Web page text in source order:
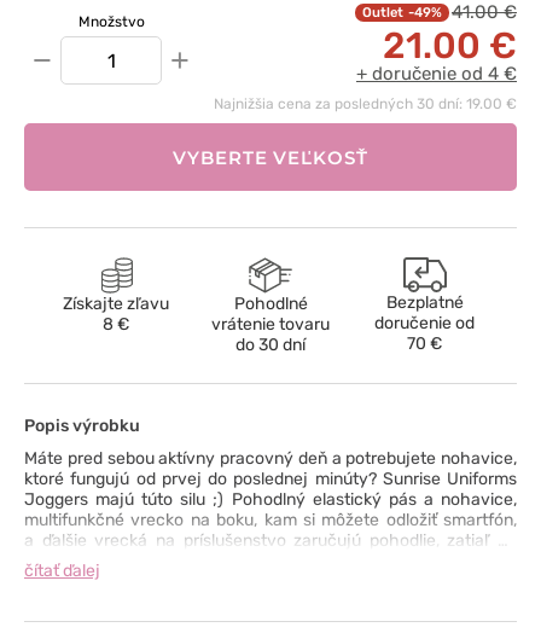
Množstvo
− +
-49% 41.00 €
21.00 €
+ doručenie od 4 €
Najnižšia cena za posledných 30 dní: 19.00 €
VYBERTE VEĽKOSŤ
Získajte zľavu
8 €
Pohodlné
vrátenie tovaru
do 30 dní
Bezplatné
doručenie od
70 €
Popis výrobku
Máte pred sebou aktívny pracovný deň a potrebujete nohavice,
ktoré fungujú od prvej do poslednej minúty? Sunrise Uniforms
Joggers majú túto silu ;) Pohodlný elastický pás a nohavice,
multifunkčné vrecko na boku, kam si môžete odložiť smartfón,
a ďalšie vrecká na príslušenstvo zaručujú pohodlie, zatiaľ čo
materiál na telo s pridaným elastanom a strih obopínajúci
postavu sú stelesnením elegancie.
čítať ďalej